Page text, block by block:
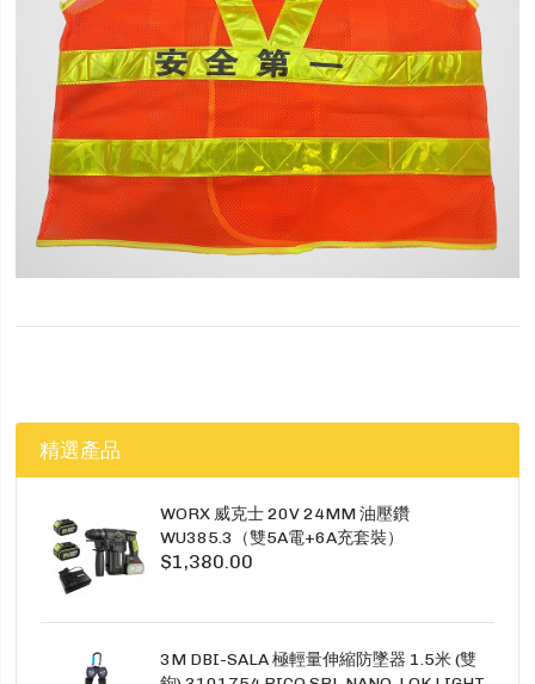
精選產品
WORX 威克士 20V 24MM 油壓鑽
WU385.3（雙5A電+6A充套裝）
$1,380.00
3M DBI-SALA 極輕量伸縮防墜器 1.5米 (雙